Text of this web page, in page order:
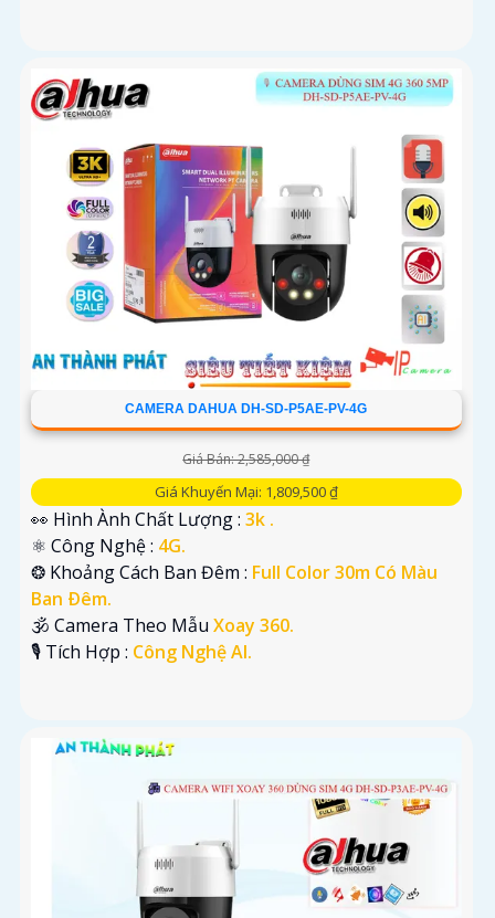
CAMERA DAHUA DH-SD-P5AE-PV-4G
Giá Bán: 2,585,000 ₫
Giá Khuyến Mại: 1,809,500 ₫
👀 Hình Ành Chất Lượng : 3k .
⚛️ Công Nghệ : 4G.
❂ Khoảng Cách Ban Đêm : Full Color 30m Có Màu
Ban Ðêm.
🕉️ Camera Theo Mẫu Xoay 360.
️🎙 Tích Hợp : Công Nghệ AI.